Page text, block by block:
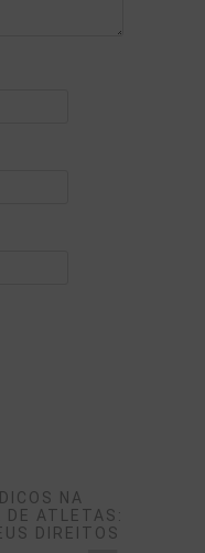
NA
DE ATLETAS:
DIREITOS